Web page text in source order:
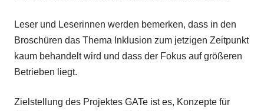
Leser und Leserinnen werden bemerken, dass in den
Broschüren das Thema Inklusion zum jetzigen Zeitpunkt
kaum behandelt wird und dass der Fokus auf größeren
Betrieben liegt.
Zielstellung des Projektes GATe ist es, Konzepte für